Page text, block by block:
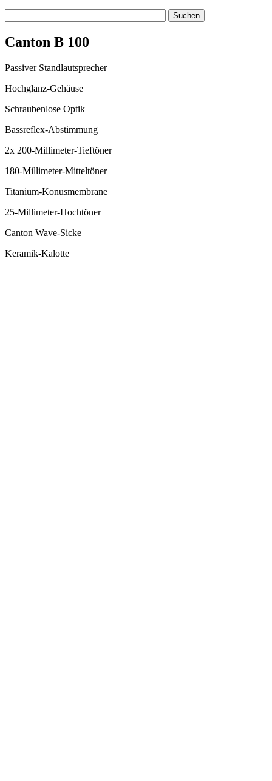
Canton B 100
Passiver Standlautsprecher
Hochglanz-Gehäuse
Schraubenlose Optik
Bassreflex-Abstimmung
2x 200-Millimeter-Tieftöner
180-Millimeter-Mitteltöner
Titanium-Konusmembrane
25-Millimeter-Hochtöner
Canton Wave-Sicke
Keramik-Kalotte